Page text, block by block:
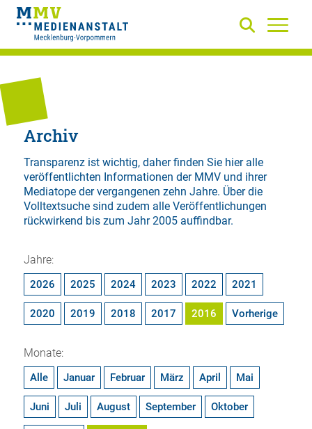
Archiv
Transparenz ist wichtig, daher finden Sie hier alle
veröffentlichten Informationen der MMV und ihrer
Mediatope der vergangenen zehn Jahre. Über die
Volltextsuchesind zudem alle Veröffentlichungen
rückwirkend bis zum Jahr 2005 auffindbar.
Jahre:
2026 2025 2024 2023 2022 2021
2020 2019 2018 2017 2016 Vorherige
Monate:
Alle Januar Februar März April Mai
Juni Juli August September Oktober